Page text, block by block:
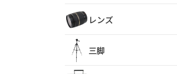
レンズ
三脚